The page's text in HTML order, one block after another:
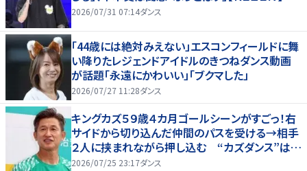
2026/07/31 07:14ダンス
「44歳には絶対みえない」エスコンフィールドに舞
い降りたレジェンドアイドルのきつねダンス動画
が話題「永遠にかわいい」「ブクマした」
2026/07/27 11:28ダンス
キングカズ５９歳４カ月ゴールシーンがすごっ！右
サイドから切り込んだ仲間のパスを受ける→相手
２人に挟まれながら押し込む “カズダンス”はせ
ず
2026/07/25 23:17ダンス